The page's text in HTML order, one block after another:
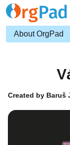
About OrgPad
Created by Baruš